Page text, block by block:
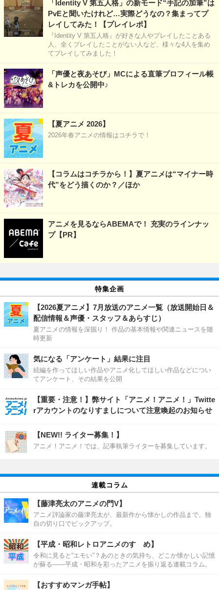
「Identity V 第五人格」の新モード“手記の加筆”は
PvEと聞いたけれど…実際どうなの？集まってプ
レイしてみた！【プレイレポ】
『Identity V 第五人格』が好きな人やプレイしたことある
人、全くプレイしたことがない人など、様々な4人を集め
てプレイしてみました！
「声優と夜あそび」MCによる直筆プロフィール帳
&トレカを公開中♪
【夏アニメ 2026】
2026年春アニメの情報はコチラで！
【コラムはコチラから！】夏アニメは“マイナー時
代”をどう描くのか？／ほか
アニメを見るならABEMAで！ 充実のラインナッ
プ【PR】
特集企画
【2026夏アニメ】7月放送のアニメ一覧（放送開始日＆
配信情報＆声優・スタッフ＆あらすじ）
夏アニメの情報を深掘り！ 作品の基本情報や関連ニュースを随
時更新
気になる「アンケート」結果に注目
続編を作ってほしい作品やアニメ化してほしい作品などについ
てアンケート、その結果を公開
【重要・注意！】弊サイト「アニメ！アニメ！」Twitte
rアカウントのなりすましについて注意喚起のお知らせ
【NEW!! ライター募集！】
アニメ！アニメ！では、記事執筆ライターを募集しています。
連載コラム
【藤津亮太のアニメの門V】
アニメ評論家の藤津亮太が、最新作から懐かしの作品まで、独
自の切り口でピックアップ。
【平成・昭和レトロアニメのすゝめ】
令和に見ると“エモい”？あのときの気持ち、どこか懐かしい記憶
が蘇る――平成・昭和を彩ったアニメを振り返る連載コラム。
【おすすめマンガ手帖】